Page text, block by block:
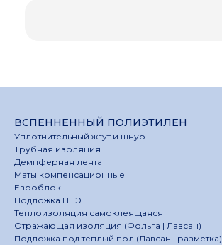
ВСПЕННЕННЫЙ ПОЛИЭТИЛЕН
Уплотнительный жгут и шнур
Трубная изоляция
Демпферная лента
Маты компенсационные
Евроблок
Подложка НПЭ
Теплоизоляция самоклеящаяся
Отражающая изоляция (Фольга | Лавсан)
Подложка под теплый пол (Лавсан | разметка)